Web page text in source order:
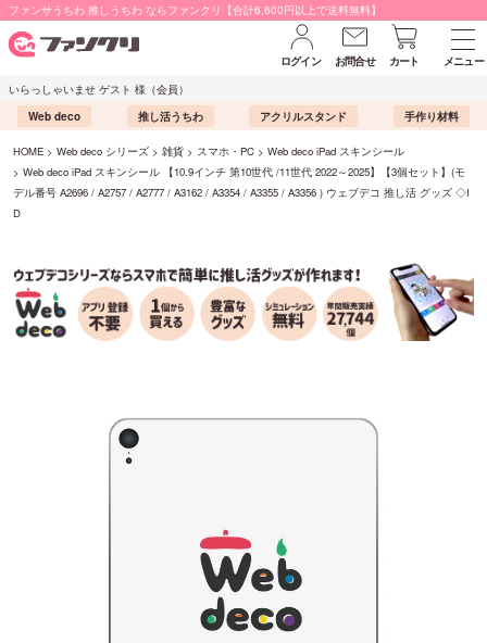
ファンサうちわ 推しうちわ ならファンクリ【合計6,600円以上で送料無料】
ログイン お問合せ カート
メニュー
いらっしゃいませ ゲスト 様（会員）
Web deco
推し活うちわ アクリルスタンド 手作り材料
HOME Web deco シリーズ 雑貨 スマホ・PC
Web deco iPad スキンシール
Web deco iPad スキンシール 【10.9インチ 第10世代 /11世代 2022～2025】【3個セット】(モ
デル番号 A2696 / A2757 / A2777 / A3162 / A3354 / A3355 / A3356 ) ウェブデコ 推し活 グッズ ◇I
D